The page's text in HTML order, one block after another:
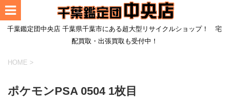
千葉鑑定団中央店 千葉県千葉市にある超大型リサイクルショップ！ 宅
配買取・出張買取も受付中！
HOME >
ポケモンPSA 0504 1枚目